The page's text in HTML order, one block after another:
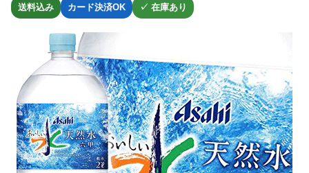
送料込み カード決済OK ✓ 在庫あり